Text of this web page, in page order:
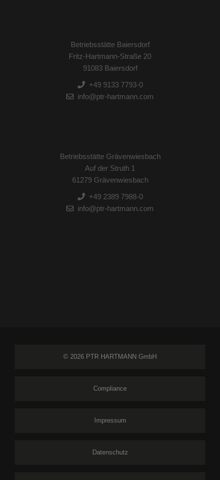
Betriebsstätte Baiersdorf
Fritz-Hartmann-Straße 20
91083 Baiersdorf
+49 9133 7793-0
info@ptr-hartmann.com
Betriebsstätte Grävenwiesbach
Auf der Struth 1
61279 Grävenwiesbach
+49 2389 7988-0
info@ptr-hartmann.com
© 2026 PTR HARTMANN GmbH
Compliance
Impressum
Datenschutz